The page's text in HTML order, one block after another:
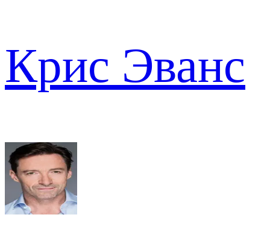
Крис Эванс